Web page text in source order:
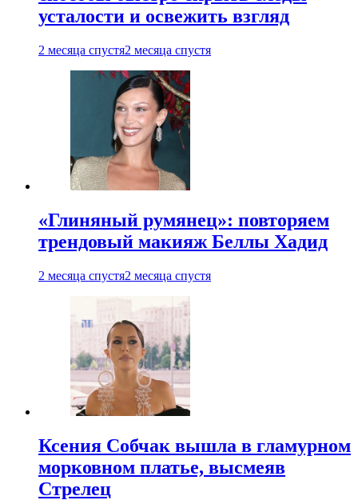
усталости и освежить взгляд
2 месяца спустя2 месяца спустя
«Глиняный румянец»: повторяем
трендовый макияж Беллы Хадид
2 месяца спустя2 месяца спустя
Ксения Собчак вышла в гламурном
морковном платье, высмеяв
Стрелец